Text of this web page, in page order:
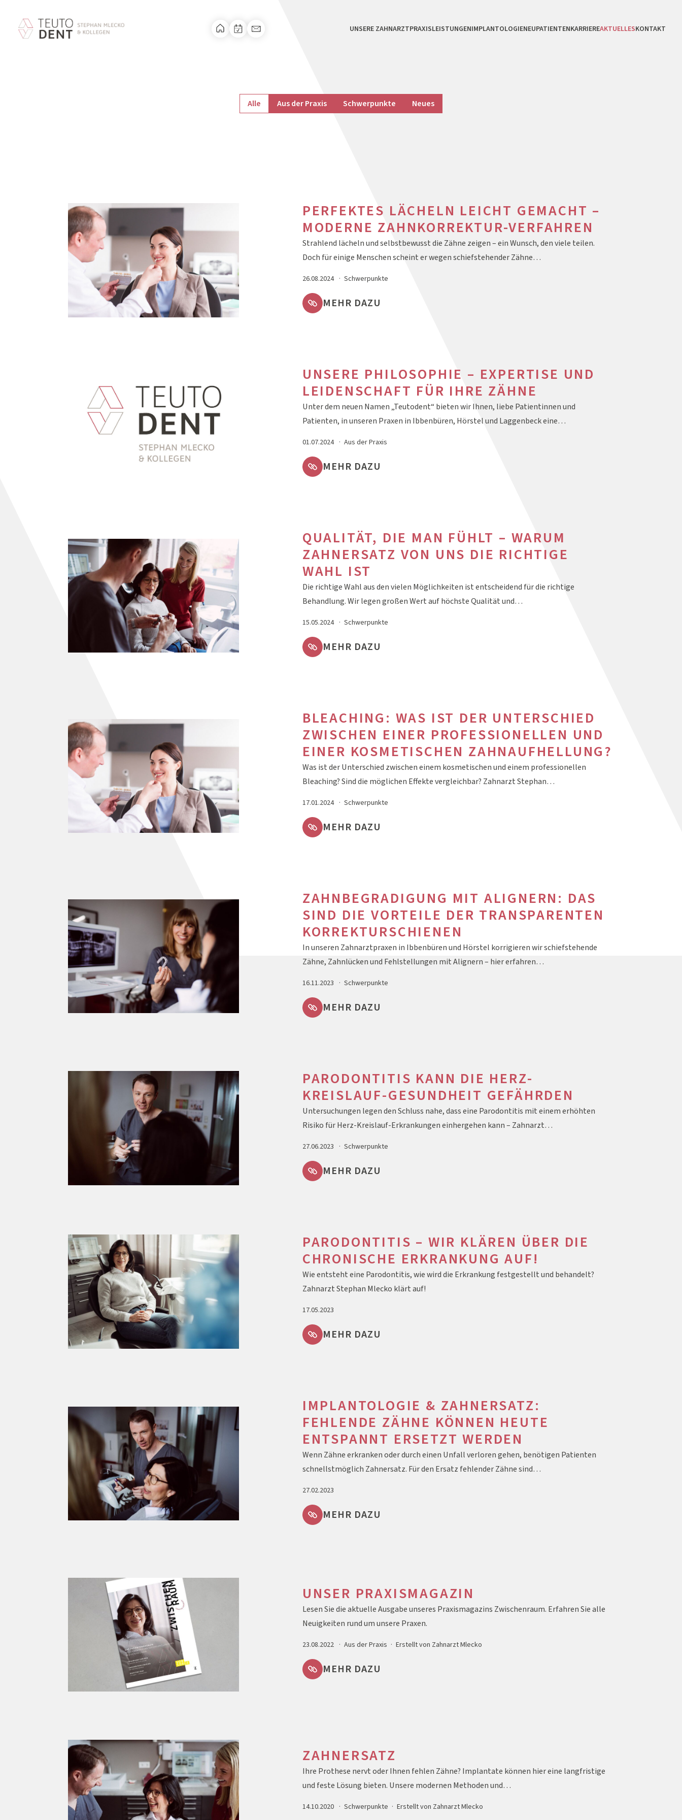
UNSERE ZAHNARZTPRAXISLEISTUNGENIMPLANTOLOGIENEUPATIENTENKARRIEREAKTUELLESKONTAKT
Alle Aus der Praxis Schwerpunkte Neues
PERFEKTES LÄCHELN LEICHT GEMACHT –
MODERNE ZAHNKORREKTUR-VERFAHREN
Strahlend lächeln und selbstbewusst die Zähne zeigen – ein Wunsch, den viele teilen.
Doch für einige Menschen scheint er wegen schiefstehender Zähne…
26.08.2024 Schwerpunkte
MEHR DAZU
UNSERE PHILOSOPHIE – EXPERTISE UND
LEIDENSCHAFT FÜR IHRE ZÄHNE
Unter dem neuen Namen „Teutodent“ bieten wir Ihnen, liebe Patientinnen und
Patienten, in unseren Praxen in Ibbenbüren, Hörstel und Laggenbeck eine…
01.07.2024 Aus der Praxis
MEHR DAZU
QUALITÄT, DIE MAN FÜHLT – WARUM
ZAHNERSATZ VON UNS DIE RICHTIGE
WAHL IST
Die richtige Wahl aus den vielen Möglichkeiten ist entscheidend für die richtige
Behandlung. Wir legen großen Wert auf höchste Qualität und…
15.05.2024 Schwerpunkte
MEHR DAZU
BLEACHING: WAS IST DER UNTERSCHIED
ZWISCHEN EINER PROFESSIONELLEN UND
EINER KOSMETISCHEN ZAHNAUFHELLUNG?
Was ist der Unterschied zwischen einem kosmetischen und einem professionellen
Bleaching? Sind die möglichen Effekte vergleichbar? Zahnarzt Stephan…
17.01.2024 Schwerpunkte
MEHR DAZU
ZAHNBEGRADIGUNG MIT ALIGNERN: DAS
SIND DIE VORTEILE DER TRANSPARENTEN
KORREKTURSCHIENEN
In unseren Zahnarztpraxen in Ibbenbüren und Hörstel korrigieren wir schiefstehende
Zähne, Zahnlücken und Fehlstellungen mit Alignern – hier erfahren…
16.11.2023 Schwerpunkte
MEHR DAZU
PARODONTITIS KANN DIE HERZ-
KREISLAUF-GESUNDHEIT GEFÄHRDEN
Untersuchungen legen den Schluss nahe, dass eine Parodontitis mit einem erhöhten
Risiko für Herz-Kreislauf-Erkrankungen einhergehen kann – Zahnarzt…
27.06.2023 Schwerpunkte
MEHR DAZU
PARODONTITIS – WIR KLÄREN ÜBER DIE
CHRONISCHE ERKRANKUNG AUF!
Wie entsteht eine Parodontitis, wie wird die Erkrankung festgestellt und behandelt?
Zahnarzt Stephan Mlecko klärt auf!
17.05.2023
MEHR DAZU
IMPLANTOLOGIE & ZAHNERSATZ:
FEHLENDE ZÄHNE KÖNNEN HEUTE
ENTSPANNT ERSETZT WERDEN
Wenn Zähne erkranken oder durch einen Unfall verloren gehen, benötigen Patienten
schnellstmöglich Zahnersatz. Für den Ersatz fehlender Zähne sind…
27.02.2023
MEHR DAZU
UNSER PRAXISMAGAZIN
Lesen Sie die aktuelle Ausgabe unseres Praxismagazins Zwischenraum. Erfahren Sie alle
Neuigkeiten rund um unsere Praxen.
23.08.2022 Aus der Praxis Erstellt von Zahnarzt Mlecko
MEHR DAZU
ZAHNERSATZ
Ihre Prothese nervt oder Ihnen fehlen Zähne? Implantate können hier eine langfristige
und feste Lösung bieten. Unsere modernen Methoden und…
14.10.2020 Schwerpunkte Erstellt von Zahnarzt Mlecko